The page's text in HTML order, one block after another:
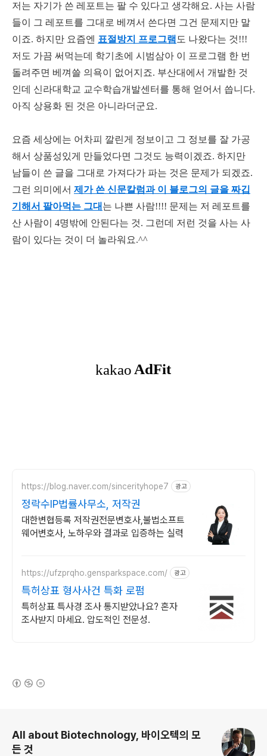
저는 자기가 쓴 레포트는 팔 수 있다고 생각해요. 사는 사람
들이 그 레포트를 그대로 베껴서 쓴다면 그건 문제지만 말
이죠. 하지만 요즘엔
표절방지 프로그램 도 나왔다는 것!!!
저도 가끔 써먹는데 학기초에 시범삼아 이 프로그램 한 번
돌려주면 베껴쓸 의욕이 없어지죠. 부산대에서 개발한 것
인데 신라대학교 교수학습개발센터를 통해 얻어서 씁니다.
아직 상용화 된 것은 아니라더군요.
요즘 세상에는 어차피 깔린게 정보이고 그 정보를 잘 가공
해서 상품성있게 만들었다면 그것도 능력이겠죠. 하지만
남들이 쓴 글을 그대로 가져다가 파는 것은 문제가 되겠죠.
그런 의미에서 제가 쓴 신문칼럼과 이 블로그의 글을 짜깁
기해서 팔아먹는 그대 는 나쁜 사람!!!! 문제는 저 레포트를
산 사람이 4명밖에 안된다는 것. 그런데 저런 것을 사는 사
람이 있다는 것이 더 놀라워요.^^
https://blog.naver.com/sincerityhope7 광고
정락수IP법률사무소, 저작권
대한변협등록 저작권전문변호사,불법소프트
웨어변호사, 노하우와 결과로 입증하는 실력
https://ufzprqho.gensparkspace.com/ 광고
특허상표 형사사건 특화 로펌
특허상표 특사경 조사 통지받았나요? 혼자
조사받지 마세요. 압도적인 전문성.
All about Biotechnology, 바이오텍의 모
든 것